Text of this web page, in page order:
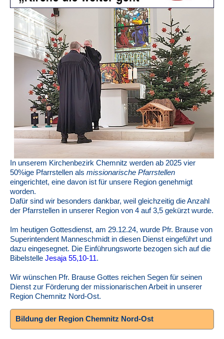
In unserem Kirchenbezirk Chemnitz werden ab 2025 vier
50%ige Pfarrstellen als missionarische Pfarrstellen
eingerichtet, eine davon ist für unsere Region genehmigt
worden.
Dafür sind wir besonders dankbar, weil gleichzeitig die Anzahl
der Pfarrstellen in unserer Region von 4 auf 3,5 gekürzt wurde.
Im heutigen Gottesdienst, am 29.12.24, wurde Pfr. Brause von
Superintendent Manneschmidt in diesen Dienst eingeführt und
dazu eingesegnet. Die Einführungsworte bezogen sich auf die
Bibelstelle Jesaja 55,10-11.
Wir wünschen Pfr. Brause Gottes reichen Segen für seinen
Dienst zur Förderung der missionarischen Arbeit in unserer
Region Chemnitz Nord-Ost.
Bildung der Region Chemnitz Nord-Ost